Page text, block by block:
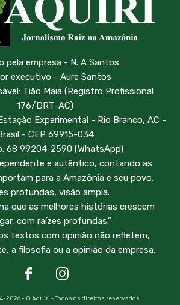
pela empresa - N. A Santos
executivo - Aure Santos
Tião Maia (Registro Profissional
176/DRT-AC)
Experimental - Rio Branco, AC -
- CEP 69915-034
68 99204-2590 (WhatsApp)
e autêntico, contando as
para a Amazônia e seu povo.
profundas, visão ampla.
que as melhores histórias crescem
com raízes profundas."
textos com opinião não refletem,
a filosofia ou a opinião da empresa.
2026 - O Aquiri - Todos os direitos reservados